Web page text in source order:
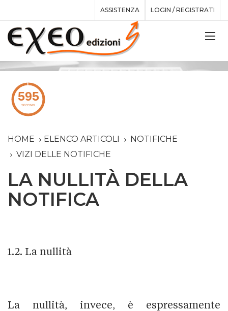
ASSISTENZA LOGIN / REGISTRATI
HOME ELENCO ARTICOLI
NOTIFICHE
VIZI DELLE NOTIFICHE
LA NULLITÀ DELLA
NOTIFICA
1.2. La nullità
La nullità, invece, è espressamente